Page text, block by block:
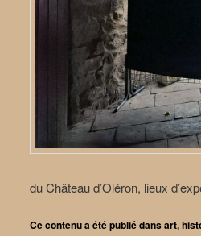
du Château d’Oléron, lieux
Ce contenu a été publié dansart,